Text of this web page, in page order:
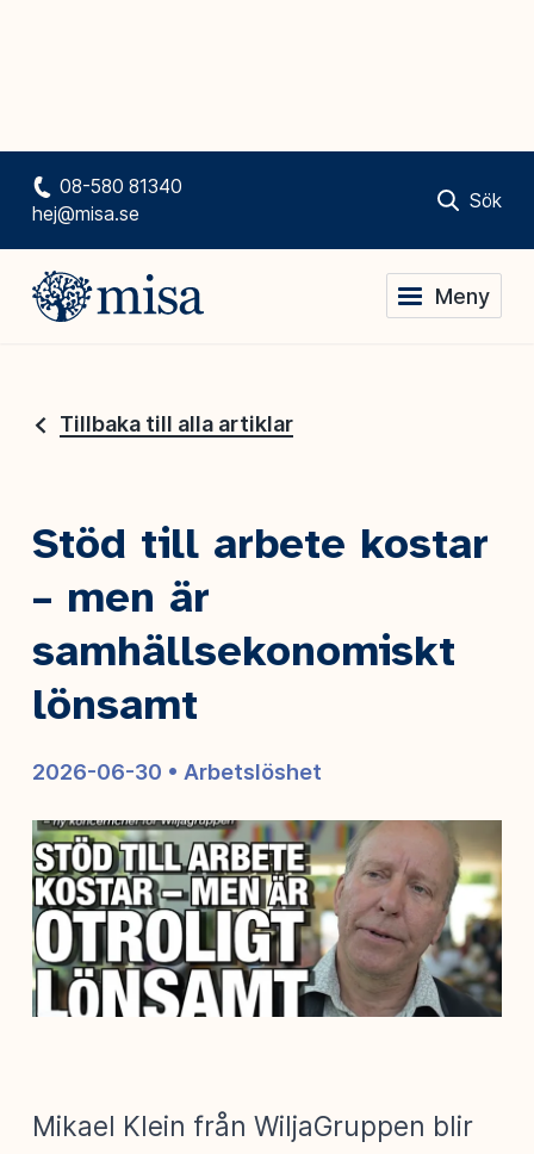
08-580 81340
hej@misa.se
Sök
Meny
Tillbaka till alla artiklar
Stöd till arbete kostar
– men är
samhällsekonomiskt
lönsamt
2026-06-30 • Arbetslöshet
Mikael Klein från WiljaGruppen blir